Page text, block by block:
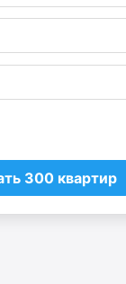
300 квартир